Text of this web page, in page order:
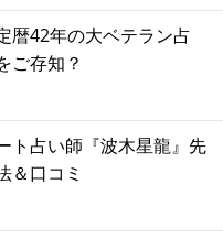
暦42年の大ベテラン占
ご存知？
ト占い師『波木星龍』先
＆口コミ